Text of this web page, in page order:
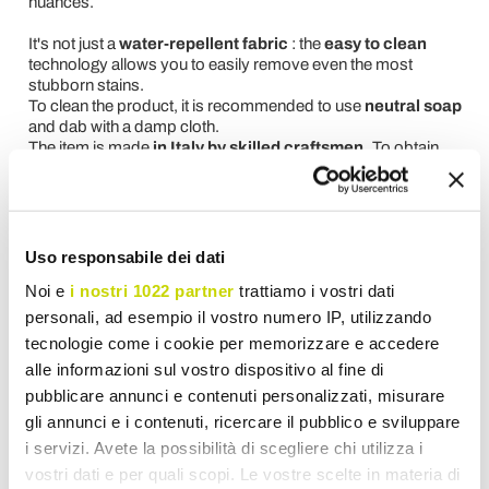
Uso responsabile dei dati
Noi e i nostri 1022 partner trattiamo i vostri dati
personali, ad esempio il vostro numero IP, utilizzando
tecnologie come i cookie per memorizzare e accedere
alle informazioni sul vostro dispositivo al fine di
pubblicare annunci e contenuti personalizzati, misurare
gli annunci e i contenuti, ricercare il pubblico e sviluppare
i servizi. Avete la possibilità di scegliere chi utilizza i
vostri dati e per quali scopi. Le vostre scelte in materia di
It's not just a water-repellent fabric : theeasy to clean
technology allows you to easily remove even the most
stubborn stains.
To clean the product, it is recommended to use neutral soap
and dab with a damp cloth.
The item is made in Italy by skilled craftsmen. To obtain
personalized advice and/or quotes, contact us using the "
Request for information
Reviews
To write a review you must login.